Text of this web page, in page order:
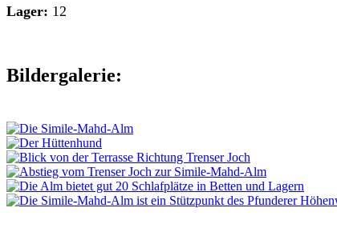
Lager: 12
Bildergalerie: